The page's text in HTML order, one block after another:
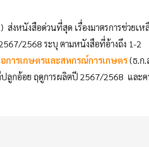
ส่งหนังสือด่วนที่สุด เรื่องมาตรการช่วยเห
2568 ระบุ ตามหนังสือที่อ้างถึง 1-2
การเกษตรและสหกรณ์การเกษตร(ธ.ก.
ลูกอ้อย ฤดูการผลิตปี 2567/2568 และค